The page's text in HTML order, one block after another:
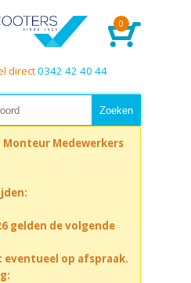
0
direct0342 42 40 44
Medewerkers
gelden de volgende
eventueel op afspraak.